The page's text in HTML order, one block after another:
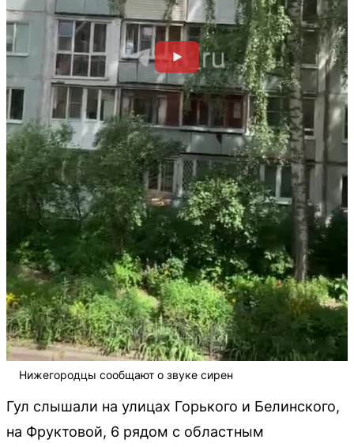
Нижегородцы сообщают о звуке сирен
Гул слышали на улицах Горького и Белинского,
на Фруктовой, 6 рядом с областным